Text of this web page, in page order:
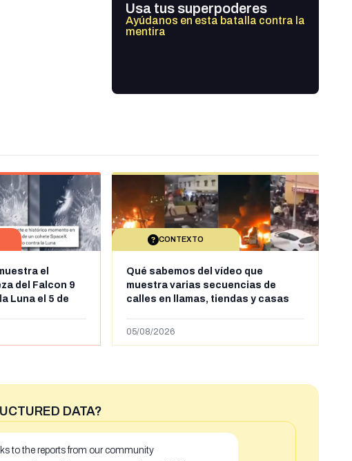
Usa tus superpoderes
Ayúdanos en esta batalla contra la
mentira
el
del Falcon 9
Luna el 5 de
CONTEXTO
Qué sabemos del vídeo que
muestra varias secuencias de
calles en llamas, tiendas y casas
supuestamente en España tras la
05/08/2026
DATA?
to the reports from our community